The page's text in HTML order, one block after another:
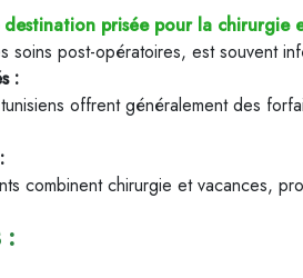
destination prisée pour la chirurgie
soins post-opératoires, est souvent
:
offrent généralement des
combinent chirurgie et vacances,
: